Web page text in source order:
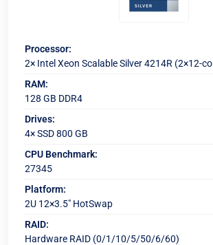
Processor:
2× Intel Xeon Scalable Silver 4214R (2×12-
RAM:
128 GB DDR4
Drives:
4× SSD 800 GB
CPU Benchmark:
27345
Platform:
2U 12×3.5" HotSwap
RAID:
Hardware RAID (0/1/10/5/50/6/60)